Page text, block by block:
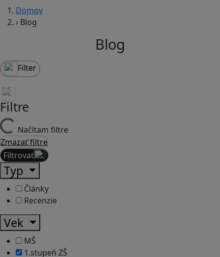
Domov
› Blog
Blog
Filter
Filtre
Načítam filtre
Zmazať filtre
Filtrovať
Typ
Články
Recenzie
Vek
MŠ
1.stupeň ZŠ